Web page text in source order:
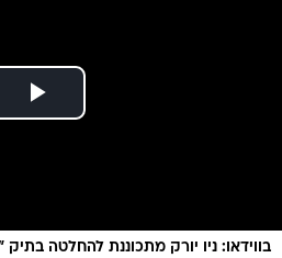
בווידאו: ניו יורק מתכוננת להחלטה